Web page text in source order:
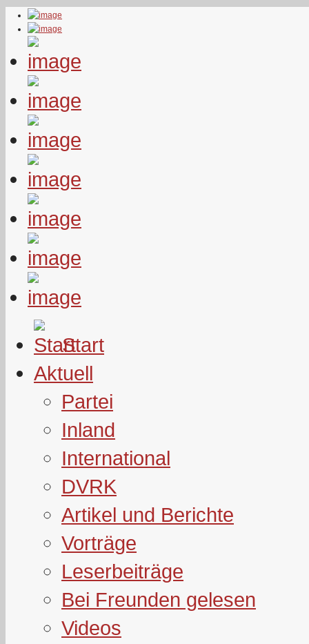
Start
Aktuell
Partei
Inland
International
DVRK
Artikel und Berichte
Vorträge
Leserbeiträge
Bei Freunden gelesen
Videos